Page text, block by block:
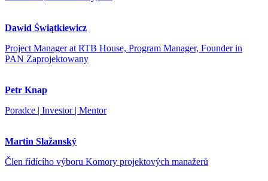
Dawid Świątkiewicz
Project Manager at RTB House, Program Manager, Founder in
PAN Zaprojektowany
Petr Knap
Poradce | Investor | Mentor
Martin Slažanský
Člen řídícího výboru Komory projektových manažerů